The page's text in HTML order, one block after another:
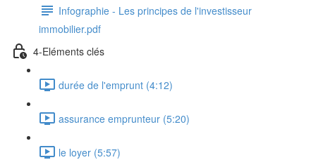
Infographie - Les principes de l'investisseur
immobilier.pdf
4-Eléments clés
durée de l'emprunt (4:12)
assurance emprunteur (5:20)
le loyer (5:57)